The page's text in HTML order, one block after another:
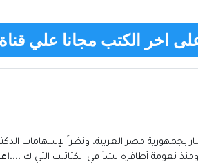
اخر الكتب مجانا علي قناة
بجمهورية مصر العربية، ونظراً لإسهامات